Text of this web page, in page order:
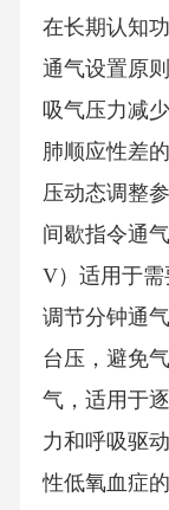
在长期认知
通气设置原
吸气压力减
肺顺应性差
压动态调整
间歇指令通
V）适用于
调节分钟通
台压，避免
气，适用于
力和呼吸驱
性低氧血症